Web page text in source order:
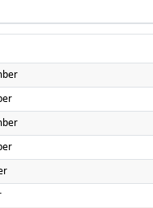
2022
2022
2022
2022
2022
2022